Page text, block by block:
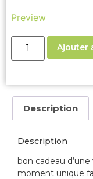
Preview
Ajouter
Description
Description
bon cadeau
moment unique